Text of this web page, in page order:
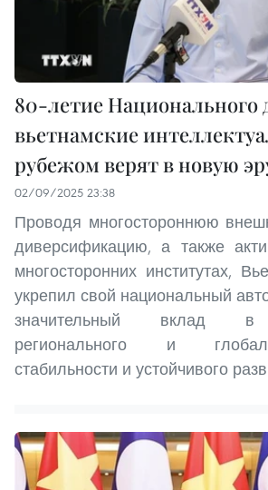
80-летие Национального
вьетнамские
рубежом верят в новую
02/09/2025 23:38
Проводя многостороннюю
диверсификацию, а также
многосторонних институтах,
укрепил свой национальный
значительный вклад в
регионального и
стабильности и устойчивого